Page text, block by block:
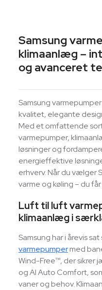
Samsung
klimaanlæg –
og avanceret
Samsung
kvalitet, elegante
Med et omfattende
varmepumper,
løsninger og
energieffektive
erhverv. Når du vælger
varme og køling – du
Luft til luft
klimaanlæg i
Samsung har i årevis
varmepumpermed
Wind-Free™, der
og AI Auto Comfort,
vaner og behov.